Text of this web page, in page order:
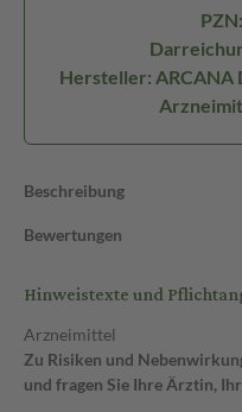
Hersteller: ARCANA
Beschreibung
Bewertungen
Hinweistexte und
Arzneimittel
Zu Risiken und
und fragen Sie Ihre Ärztin,